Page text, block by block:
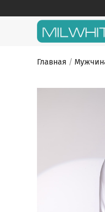
to
MILWHITE
MILWHITE —
Главная /